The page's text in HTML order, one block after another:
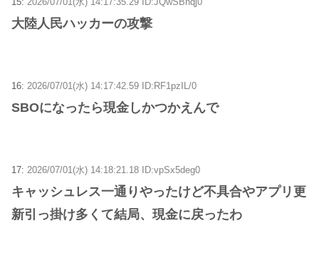
大陸人民ハッカーの攻撃
16: 2026/07/01(水) 14:17:42.59 ID:RF1pzIL/0
SBOになったら現金しかつかえんで
17: 2026/07/01(水) 14:18:21.18 ID:vpSx5deg0
キャッシュレス一通りやったけど不具合やアプリ更
新引っ掛け多くて結局、現金に戻ったわ